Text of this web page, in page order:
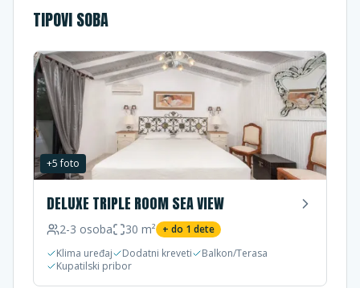
TIPOVI SOBA
+5foto
DELUXE TRIPLE ROOM SEA VIEW
2-3 osoba 30 m² + do 1 dete
Klima uređaj
Dodatni kreveti
Balkon/Terasa
Kupatilski pribor